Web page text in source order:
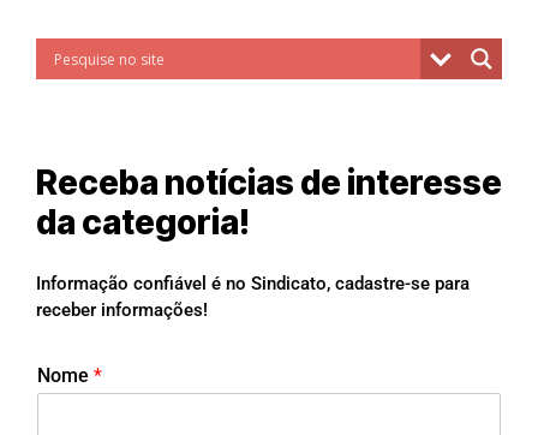
Receba notícias de interesse
da categoria!
Informação confiável é no Sindicato, cadastre-se para
receber informações!
Nome *